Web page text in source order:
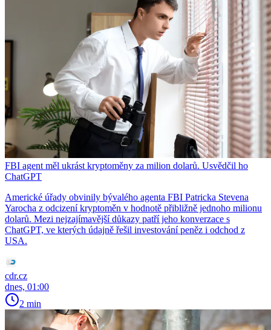
FBI agent měl ukrást kryptoměny za milion dolarů. Usvědčil ho
ChatGPT
Americké úřady obvinily bývalého agenta FBI Patricka Stevena
Yarocha z odcizení kryptoměn v hodnotě přibližně jednoho milionu
dolarů. Mezi nejzajímavější důkazy patří jeho konverzace s
ChatGPT, ve kterých údajně řešil investování peněz i odchod z
USA.
cdr.cz
dnes, 01:00
2 min